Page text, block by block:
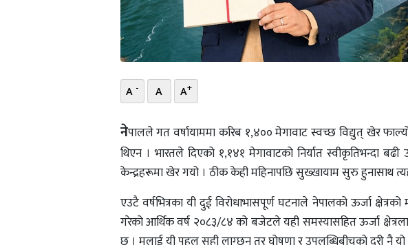
A - A A+
नेपालले गत वर्षायाममा करिब १,४०० मेगावाट स्वच्छ विद्युत् खेर
थिएन । भारतले दिएको १,१४१ मेगावाटको निर्यात स्वीकृतिभन्दा
केन्द्रहरूमा खेर गयो । ठीक केही महिनापछि सुख्खायाम सुरु हुनासाथ
एउटै वर्षभित्रका यी दुई विरोधाभासपूर्ण घटनाले नेपालको ऊर्जा
गरेको आर्थिक वर्ष २०८३/८४ को बजेटले यही समस्यासहित ऊर्जा